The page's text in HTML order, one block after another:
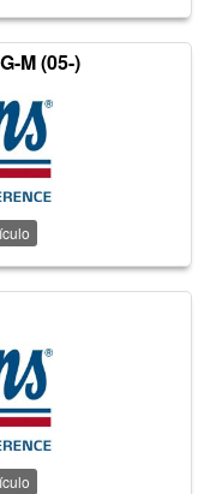
M (05-)